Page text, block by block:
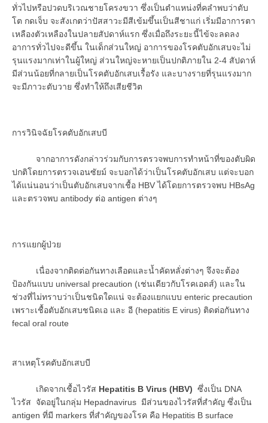
ทั่วไปหรือปวดบริเวณชายโครงขวา ซึ่งเป็นตำแหน่งที่คลำพบว่าตับ
โต กดเจ็บ จะสังเกตว่าปัสสาวะมีสีเข้มขึ้นเป็นสีชาแก่ เริ่มมีอาการตา
เหลืองตัวเหลืองในปลายสัปดาห์แรก ซึ่งเมื่อถึงระยะนี้ไข้จะลดลง
อาการทั่วไปจะดีขึ้น ในเด็กส่วนใหญ่ อาการของโรคตับอักเสบจะไม่
รุนแรงมากเท่าในผู้ใหญ่ ส่วนใหญ่จะหายเป็นปกติภายใน 2-4 สัปดาห์
มีส่วนน้อยที่กลายเป็นโรคตับอักเสบเรื้อรัง และบางรายที่รุนแรงมาก
จะมีภาวะตับวาย ซึ่งทำให้ถึงเสียชีวิต
การวินิจฉัยโรคตับอักเสบบี
จากอาการดังกล่าวร่วมกับการตรวจพบการทำหน้าที่ของตับผิด
ปกติโดยการตรวจเอนซัยม์ จะบอกได้ว่าเป็นโรคตับอักเสบ แต่จะบอก
ได้แน่นอนว่าเป็นตับอักเสบจากเชื้อ HBV ได้โดยการตรวจพบ HBsAg
และตรวจพบ antibody ต่อ antigen ต่างๆ
การแยกผู้ป่วย
เนื่องจากติดต่อกันทางเลือดและน้ำคัดหลั่งต่างๆ จึงจะต้อง
ป้องกันแบบ universal precaution (เช่นเดียวกับโรคเอดส์) และใน
ช่วงที่ไม่ทราบว่าเป็นชนิดใดแน่ จะต้องแยกแบบ enteric precaution
เพราะเชื้อตับอักเสบชนิดเอ และ อี (hepatitis E virus) ติดต่อกันทาง
fecal oral route
สาเหตุโรคตับอักเสบบี
เกิดจากเชื้อไวรัส Hepatitis B Virus (HBV) ซึ่งเป็น DNA
ไวรัส จัดอยู่ในกลุ่ม Hepadnavirus มีส่วนของไวรัสที่สำคัญ ซึ่งเป็น
antigen ที่มี markers ที่สำคัญของโรค คือ Hepatitis B surface